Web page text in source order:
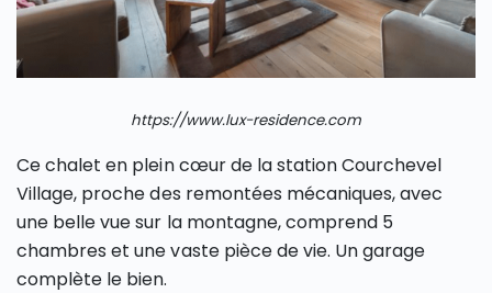
https://www.lux-residence.com
Ce chalet en plein cœur de la station Courchevel
Village, proche des remontées mécaniques, avec
une belle vue sur la montagne, comprend 5
chambres et une vaste pièce de vie. Un garage
complète le bien.